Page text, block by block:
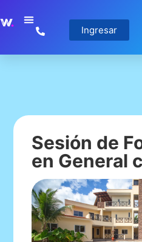
Ingresar
Sesión de
en General